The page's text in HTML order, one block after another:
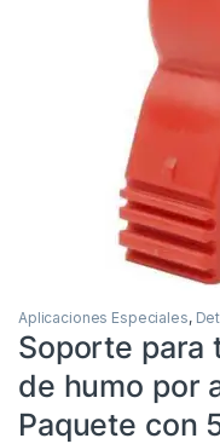
Aplicaciones Especiales,
Soporte para
de humo por
Paquete con